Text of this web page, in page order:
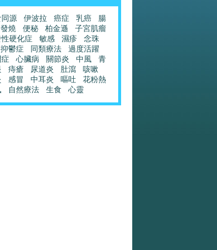
源 伊波拉 癌症 乳癌
腸
發燒
便秘 柏金遜
子宮肌瘤
硬化症
敏感 濕疹
念珠
抑鬱症
同類療法
過度活躍
心臟病 關節炎 中風
青
痔瘡 尿道炎 肚瀉
咳嗽
感冒 中耳炎 嘔吐
花粉熱
自然療法 生食 心靈